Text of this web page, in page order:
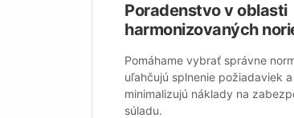
Poradenstvo v oblasti
harmonizovaných
Pomáhame vybrať správne
uľahčujú splnenie požiadaviek a
minimalizujú náklady na
súladu.